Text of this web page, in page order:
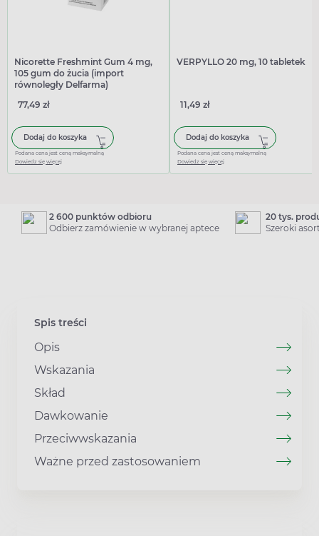
Nicorette Freshmint Gum 4 mg,
105 gum do żucia (import
równoległy Delfarma)
77,49 zł
Dodaj do koszyka
Podana cena jest ceną maksymalną
Dowiedz się więcej
VERPYLLO 20 mg, 10 tabletek
11,49 zł
Dodaj do koszyka
Podana cena jest ceną maksymalną
Dowiedz się więcej
2 600 punktów odbioru
Odbierz zamówienie w wybranej aptece
20 tys.
Szeroki
Spis treści
Opis
Wskazania
Skład
Dawkowanie
Przeciwwskazania
Ważne przed zastosowaniem